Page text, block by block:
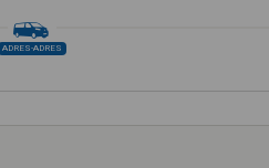
ADRES-ADRES